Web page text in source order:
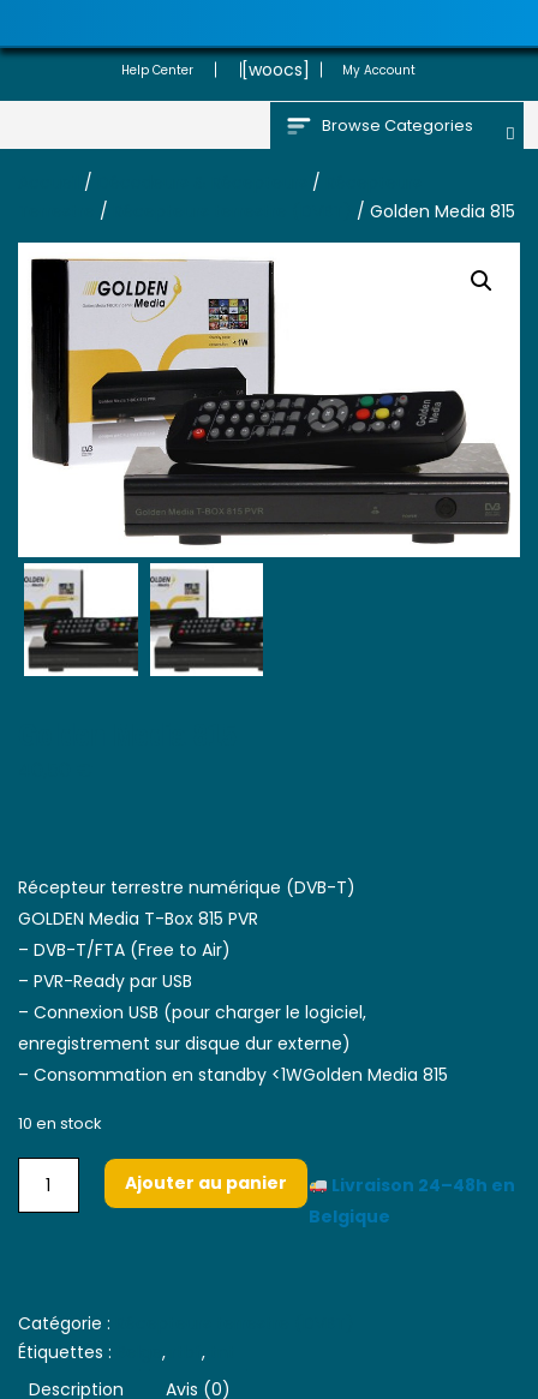
Help Center [woocs] My Account
Browse Categories
/ /
/ / Golden Media 815
Récepteur terrestre numérique (DVB-T)
GOLDEN Media T-Box 815 PVR
– DVB-T/FTA (Free to Air)
– PVR-Ready par USB
– Connexion USB (pour charger le logiciel,
enregistrement sur disque dur externe)
– Consommation en standby <1WGolden Media 815
10 en stock
Ajouter au panier
Livraison 24–48h en
Belgique
Catégorie :
Étiquettes :
, ,
Description
Avis (0)